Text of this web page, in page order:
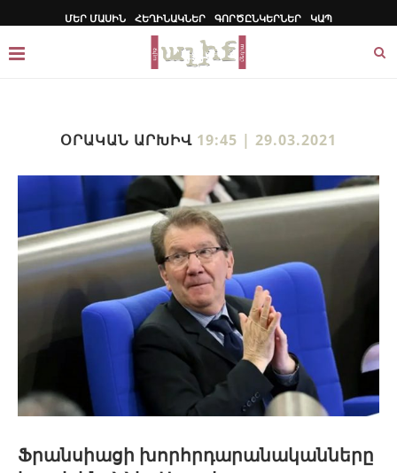
ՄԵՐ ՄԱՍԻՆ ՀԵՂԻՆԱԿՆԵՐ ԳՈՐԾԸՆԿԵՐՆԵՐ ԿԱՊ
ՕՐԱԿԱՆ ԱՐԽԻՎ 19:45 | 29.03.2021
Ֆրանսիացի խորհրդարանականները